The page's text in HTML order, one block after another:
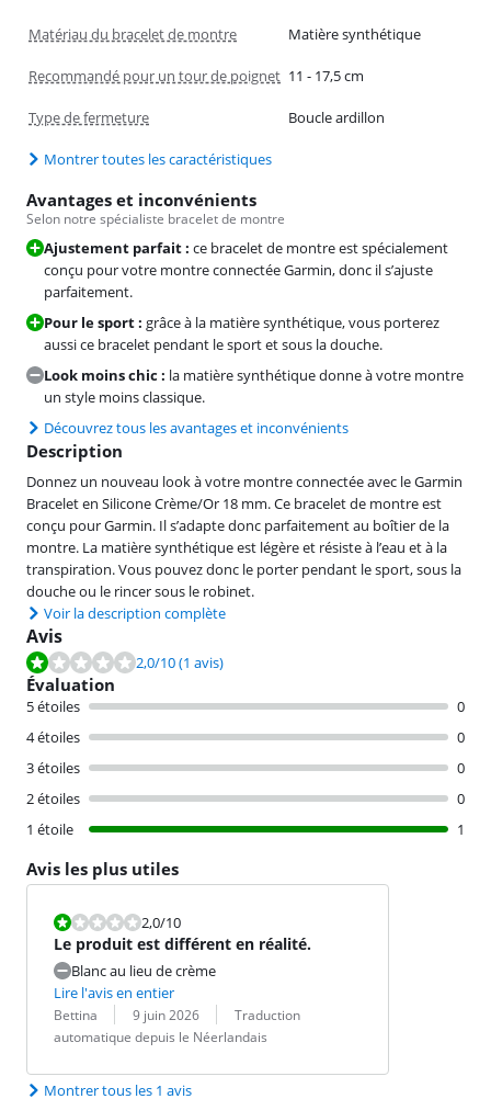
Matériau du bracelet de montre Matière synthétique
Recommandé pour un tour de poignet 11 - 17,5 cm
Type de fermeture Boucle ardillon
Montrer toutes les caractéristiques
Avantages et inconvénients
Selon notre spécialiste bracelet de montre
Ajustement parfait : ce bracelet de montre est spécialement
conçu pour votre montre connectée Garmin, donc il s’ajuste
parfaitement.
Pour le sport : grâce à la matière synthétique, vous porterez
aussi ce bracelet pendant le sport et sous la douche.
Look moins chic : la matière synthétique donne à votre montre
un style moins classique.
Découvrez tous les avantages et inconvénients
Description
Donnez un nouveau look à votre montre connectée avec le Garmin
Bracelet en Silicone Crème/Or 18 mm. Ce bracelet de montre est
conçu pour Garmin. Il s’adapte donc parfaitement au boîtier de la
montre. La matière synthétique est légère et résiste à l’eau et à la
transpiration. Vous pouvez donc le porter pendant le sport, sous la
douche ou le rincer sous le robinet.
Voir la description complète
Avis
La note est de 2,0 sur 10, basée sur 1 avis.
2,0/10(1 avis)
Évaluation
5 étoiles
0
4 étoiles
0
3 étoiles
0
2 étoiles
0
1 étoile
1
Avis les plus utiles
La note est 2,0 sur 10.
2,0/10
Le produit est différent en réalité.
Blanc au lieu de crème
Lire l'avis en entier
Évaluation par :
Bettina
Date : 9 juin 2026
Traduction :
Traduction
automatique depuis le Néerlandais
Montrer tous les 1 avis